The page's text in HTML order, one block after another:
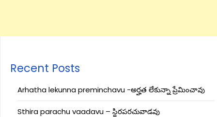
Recent Posts
Arhatha lekunna preminchavu -అర్హత లేకున్నా ప్రేమించావు
Sthira parachu vaadavu – స్థిరపరచువాడవు